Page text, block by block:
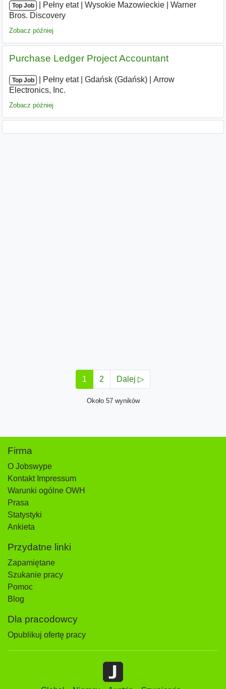
Top Job Pełny etat| Wysokie Mazowieckie
Warner
Bros. Discovery
Zobacz później
Purchase Ledger Project Accountant
Top Job Pełny etat| Gdańsk (Gdańsk)
Arrow
Electronics, Inc.
Zobacz później
1 2 Dalej ▷
Około 57 wyników
Firma
O Jobswype
Kontakt Impressum
Warunki ogólne OWH
Prasa
Statystyki
Ankieta
Przydatne linki
Zapamiętane
Szukanie pracy
Pomoc
Blog
Dla pracodowcy
Opublikuj ofertę pracy